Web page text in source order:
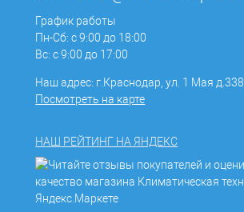
График работы
Пн-Сб: с 9:00 до 18:00
Вс: с 9:00 до 17:00
Наш адрес: г.Краснодар, ул. 1 Мая д.338
Посмотреть на карте
НАШ РЕЙТИНГ НА ЯНДЕКС